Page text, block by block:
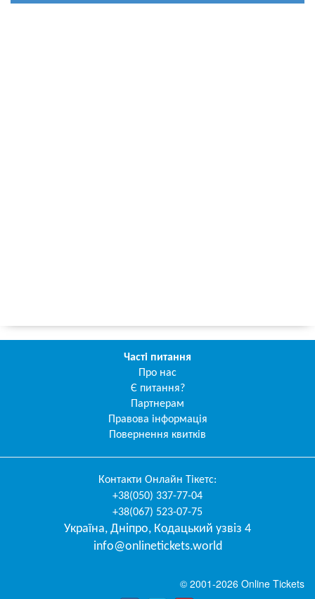
Часті питання
Про нас
Є питання?
Партнерам
Правова інформація
Повернення квитків
Контакти Онлайн Тікетс:
+38(050) 337-77-04
+38(067) 523-07-75
Україна, Дніпро, Кодацький узвіз 4
info@onlinetickets.world
© 2001-2026 Online Tickets